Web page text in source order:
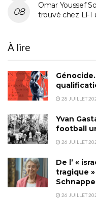
Omar Youssef
trouvé chez LFI
À lire
28 JUILLET
Yvan
football
26 JUILLET
De l’ «
tragique
26 JUILLET